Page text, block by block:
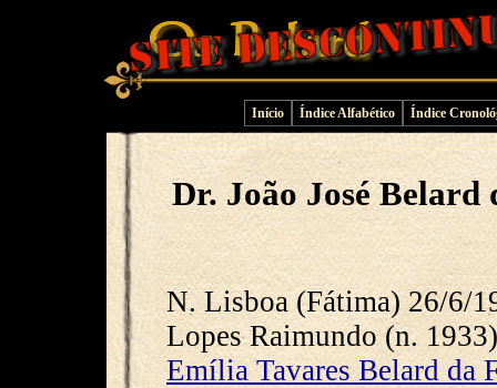
Início Índice Alfabético Índice
Dr. João José Belard
N. Lisboa (Fátima) 26/6/
Lopes Raimundo (n.
Emília Tavares Belard da